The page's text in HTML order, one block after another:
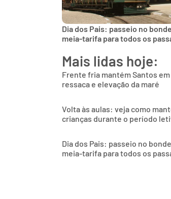
Dia dos Pais: passeio no
meia-tarifa para todos os
Mais lidas hoje:
Frente fria mantém Santos
ressaca e elevação da maré
Volta às aulas: veja como
crianças durante o período
Dia dos Pais: passeio no
meia-tarifa para todos os